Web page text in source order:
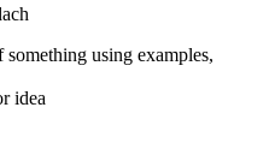
using examples,
idea